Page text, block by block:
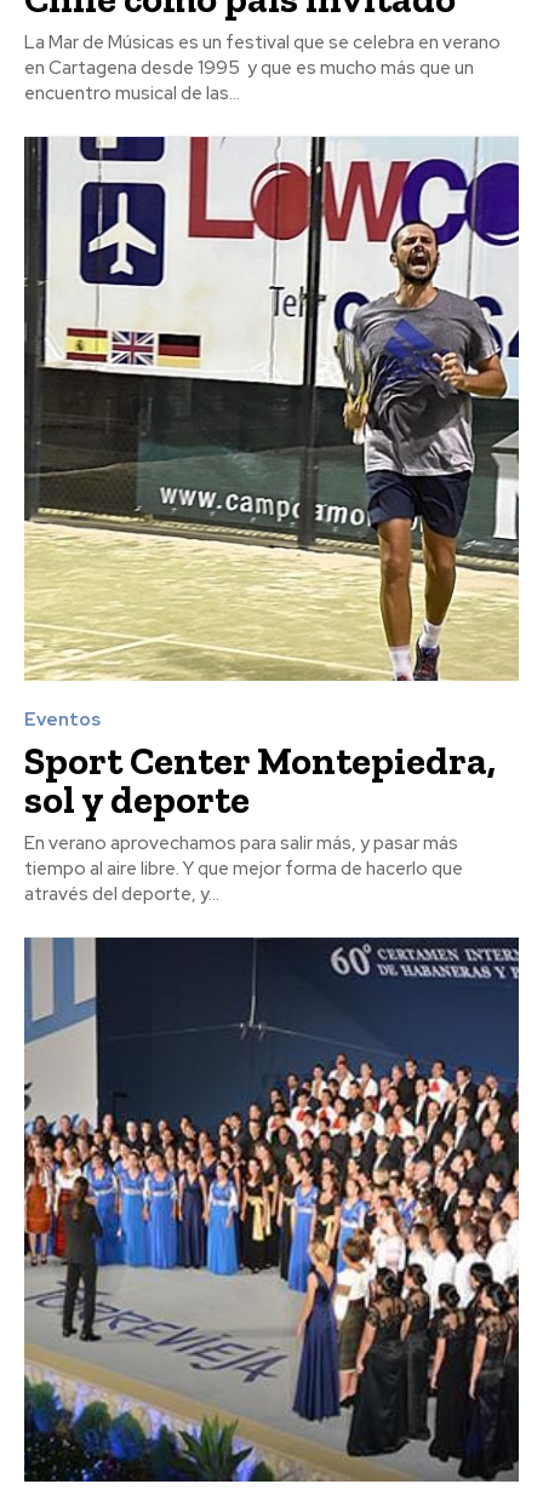
La Mar de Músicas es un festival que se celebra en verano
en Cartagena desde 1995 y que es mucho más que un
encuentro musical de las...
Eventos
Sport Center Montepiedra,
sol y deporte
En verano aprovechamos para salir más, y pasar más
tiempo al aire libre. Y que mejor forma de hacerlo que
através del deporte, y...